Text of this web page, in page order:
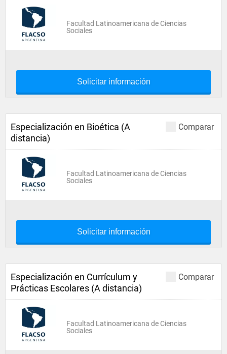
Facultad Latinoamericana de Ciencias
Sociales
Solicitar información
Comparar
Especialización en Bioética (A
distancia)
Facultad Latinoamericana de Ciencias
Sociales
Solicitar información
Comparar
Especialización en Currículum y
Prácticas Escolares (A distancia)
Facultad Latinoamericana de Ciencias
Sociales